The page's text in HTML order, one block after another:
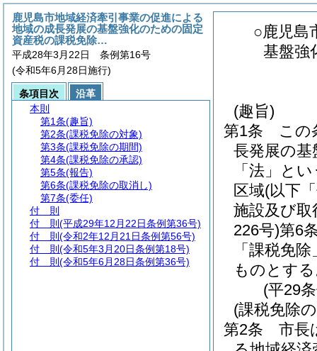
○鹿児島
基盤強
(趣旨)
第1条
この
長発展の
「法」と
区域(以下
施設及び
226号)第6
「課税免
ものとす
(平29
(課税免除
第2条
市長
鹿児島市地域経済牽引事業の促進による
地域の成長発展の基盤強化のための固定
資産税の課税免除…
平成28年3月22日 条例第16号
(令和5年6月28日施行)
条項目次
沿革
本則
第1条(趣旨)
第2条(課税免除の対象)
第3条(課税免除の期間)
第4条(課税免除の承認)
第5条(報告)
第6条(課税免除の取消し)
第7条(委任)
付 則
付 則 (平成29年12月22日条例第36号)
付 則 (令和2年12月21日条例第56号)
付 則 (令和5年3月20日条例第18号)
付 則 (令和5年6月28日条例第36号)